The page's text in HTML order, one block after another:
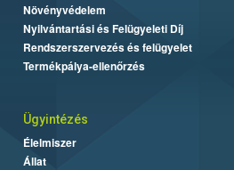
Növényvédelem
Nyilvántartási és Felügyeleti Díj
Rendszerszervezés és felügyelet
Termékpálya-ellenőrzés
Ügyintézés
Élelmiszer
Állat